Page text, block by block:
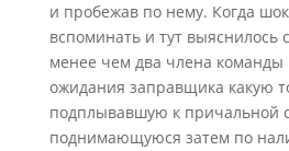
и пробежав по нему. Когда
вспоминать и тут выяснилось
менее чем два члена команды
ожидания заправщика какую
подплывавшую к причальной
поднимающуюся затем по